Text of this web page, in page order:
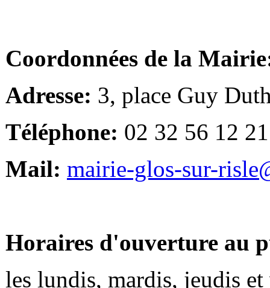
Coordonnées de la
Adresse: 3, place Guy
Téléphone: 02 32 56 12 21
Mail: mairie-glos-sur-
Horaires d'ouverture au
les lundis, mardis, jeudis et